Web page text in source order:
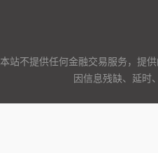
本站不提供任何金融交易服务，提
因信息残缺、延时